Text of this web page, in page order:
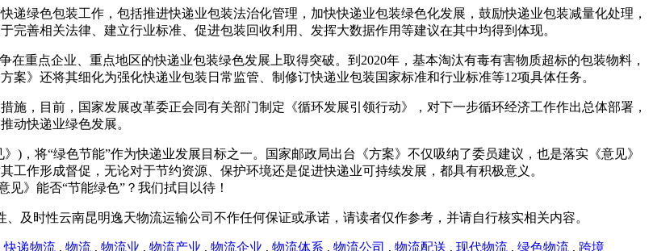
绿色包装工作，包括推进快递业包装法治化管理，加快快递业包装绿色化发展，鼓励快递业包装减量化处理，
善相关法律、建立行业标准、促进包装回收利用、发挥大数据作用等建议在其中均得到体现。
重点企业、重点地区的快递业包装绿色发展上取得突破。到2020年，基本淘汰有毒有害物质超标的包装物料，
》还将其细化为强化快递业包装日常监管、制修订快递业包装国家标准和行业标准等12项具体任务。
，目前，国家发展改革委正会同有关部门制定《循环发展引领行动》，对下一步循环经济工作作出总体部署，
动快递业绿色发展。
)，将“绿色节能”作为快递业发展目标之一。国家邮政局出台《方案》不仅吸纳了委员建议，也是落实《意见》
作形成督促，无论对于节约资源、保护环境还是促进快递业可持续发展，都具有积极意义。
》能否“节能绿色”？我们拭目以待！
及时性云南昆明逸天物流运输公司不作任何保证或承诺，请读者仅作参考，并请自行核实相关内容。
快递物流 , 物流 , 物流业 , 物流产业 , 物流企业 , 物流体系 , 物流公司 , 物流配送 , 现代物流 , 绿色物流 , 跨境